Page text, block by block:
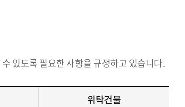
있도록 필요한 사항을 규정하고 있습니다.
위탁건물